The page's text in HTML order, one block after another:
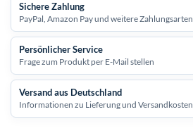
Sichere Zahlung
PayPal, Amazon Pay und weitere Zahlungsarten
Persönlicher Service
Frage zum Produkt per E-Mail stellen
Versand aus Deutschland
Informationen zu Lieferung und Versandkosten